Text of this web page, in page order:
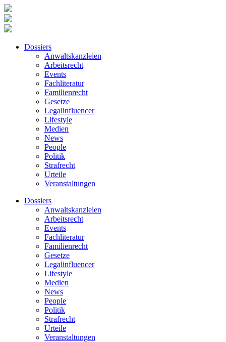
Dossiers
Anwaltskanzleien
Arbeitsrecht
Events
Fachliteratur
Familienrecht
Gesetze
Legalinfluencer
Lifestyle
Medien
News
People
Politik
Strafrecht
Urteile
Veranstaltungen
Dossiers
Anwaltskanzleien
Arbeitsrecht
Events
Fachliteratur
Familienrecht
Gesetze
Legalinfluencer
Lifestyle
Medien
News
People
Politik
Strafrecht
Urteile
Veranstaltungen